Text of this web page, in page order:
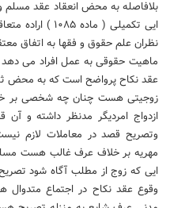
بلافاصله به محض انعقاد عقد
ایی تکمیلی (
نظران علم حقوق و فقها به اتفاق
ماهیت حقوقی به عمل افراد می دهد
عقد نکاح پرواضح است که به محض
زوجیتی هست چنان چه شخصی بر
ازدواج امردیگر مدنظر داشته و
وتصریح قصد در معاملات لازم
مهریه بر خلاف عرف غالب هست
ایی که زوج از مطلب آگاه شود